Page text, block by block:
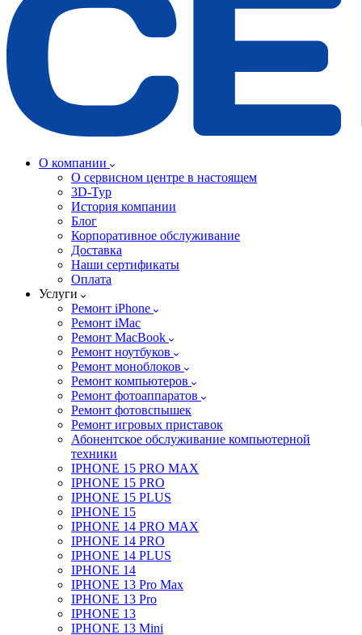
О компании
О сервисном центре в настоящем
3D-Тур
История компании
Блог
Корпоративное обслуживание
Доставка
Наши сертификаты
Оплата
Услуги
Ремонт iPhone
Ремонт iMac
Ремонт MacBook
Ремонт ноутбуков
Ремонт моноблоков
Ремонт компьютеров
Ремонт фотоаппаратов
Ремонт фотовспышек
Ремонт игровых приставок
Абонентское обслуживание компьютерной
техники
IPHONE 15 PRO MAX
IPHONE 15 PRO
IPHONE 15 PLUS
IPHONE 15
IPHONE 14 PRO MAX
IPHONE 14 PRO
IPHONE 14 PLUS
IPHONE 14
IPHONE 13 Pro Max
IPHONE 13 Pro
IPHONE 13
IPHONE 13 Mini